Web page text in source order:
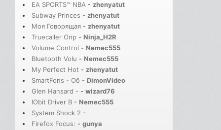
EA SPORTS™ NBA - zhenyatut
Subway Princes - zhenyatut
Моя Говорящая - zhenyatut
Truecaller Опр - Ninja_H2R
Volume Control - Nemec555
Bluetooth Volu - Nemec555
My Perfect Hot - zhenyatut
SmartFons - Об - DimonVideo
Glen Hansard - - wizard76
IObit Driver B - Nemec555
System Shock 2 -
Firefox Focus: - gunya